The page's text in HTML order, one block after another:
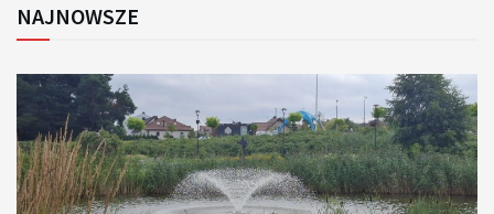
NAJNOWSZE